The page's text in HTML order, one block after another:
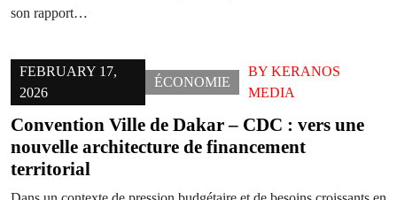
son rapport…
FEBRUARY 17,
2026
ÉCONOMIE
BYKERANOS
MEDIA
Convention Ville de Dakar – CDC : vers une
nouvelle architecture de financement
territorial